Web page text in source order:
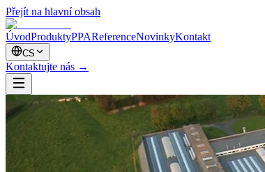
Přejít na hlavní obsah
ÚvodProduktyPPAReferenceNovinkyKontakt
CS
Kontaktujte nás →